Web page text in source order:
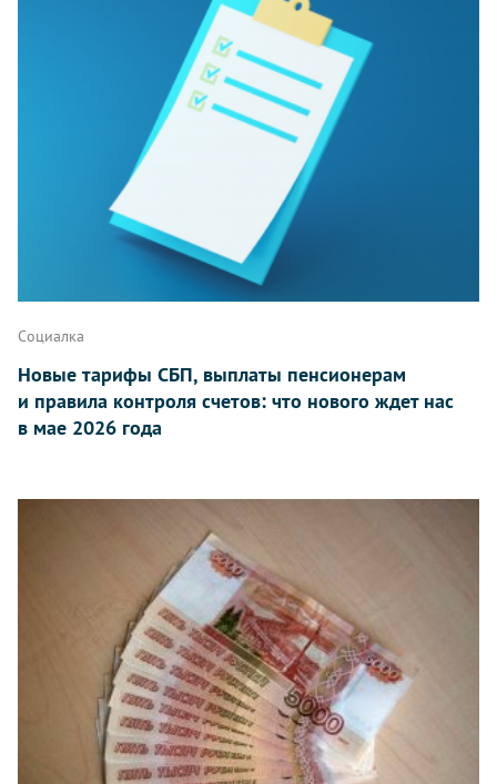
Социалка
Новые тарифы СБП, выплаты пенсионерам
и правила контроля счетов: что нового ждет нас
в мае 2026 года